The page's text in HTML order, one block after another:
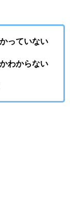
っていない
わからない